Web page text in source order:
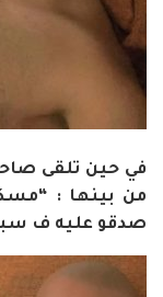
في حين تلقى
من بينها :
صدقو عليه ف